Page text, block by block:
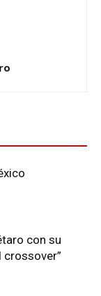
con su
crossover”